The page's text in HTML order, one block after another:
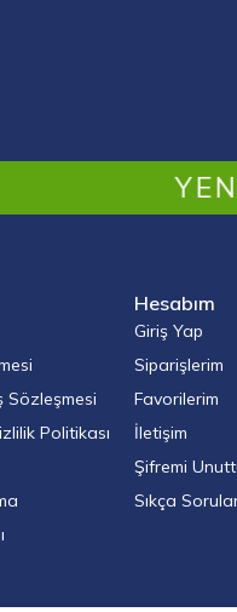
YENI
Sözleşmesi
Politikası
Hesabım
Giriş Yap
Siparişlerim
Favorilerim
İletişim
Şifremi
Sıkça